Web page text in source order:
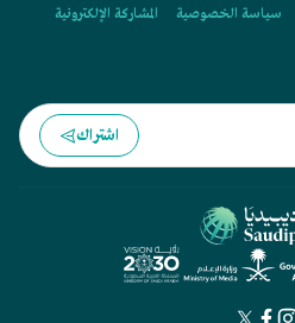
سياسة الخصوصية
المشاركة الإلكترونية
اشتراك